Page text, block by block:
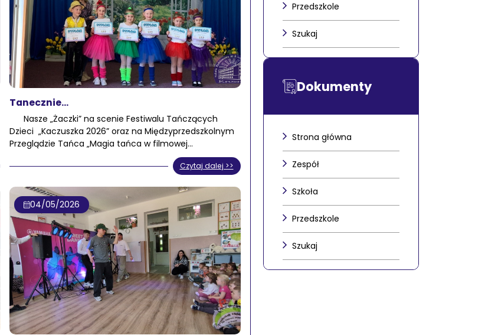
Tanecznie…
Nasze „Żaczki” na scenie Festiwalu Tańczących
Dzieci „Kaczuszka 2026” oraz na Międzyprzedszkolnym
Przeglądzie Tańca „Magia tańca w filmowej…
Czytaj dalej >>
04/05/2026
Przedszkole
Szukaj
Dokumenty
Strona główna
Zespół
Szkoła
Przedszkole
Szukaj